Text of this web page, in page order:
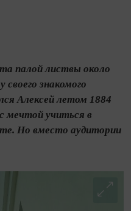
палой листвы около
знакомого
Алексей летом 1884
мечтой учиться в
Но вместо аудитории